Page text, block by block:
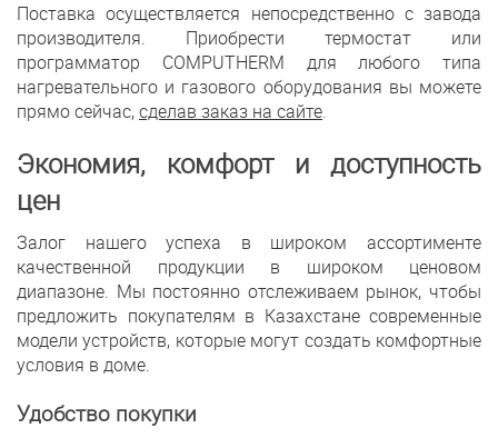
Поставка осуществляется непосредственно с завода
производителя. Приобрести термостат или
программатор COMPUTHERM для любого типа
нагревательного и газового оборудования вы можете
прямо сейчас,сделав заказ на сайте.
Экономия, комфорт и доступность
цен
Залог нашего успеха в широком ассортименте
качественной продукции в широком ценовом
диапазоне. Мы постоянно отслеживаем рынок, чтобы
предложить покупателям в Казахстане современные
модели устройств, которые могут создать комфортные
условия в доме.
Удобство покупки